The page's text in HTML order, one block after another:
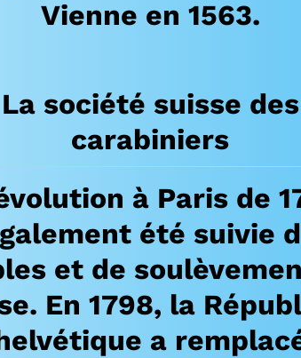
Vienne en 1563.
La société suisse des
carabiniers
à Paris de
été suivie
et de
En 1798, la
a